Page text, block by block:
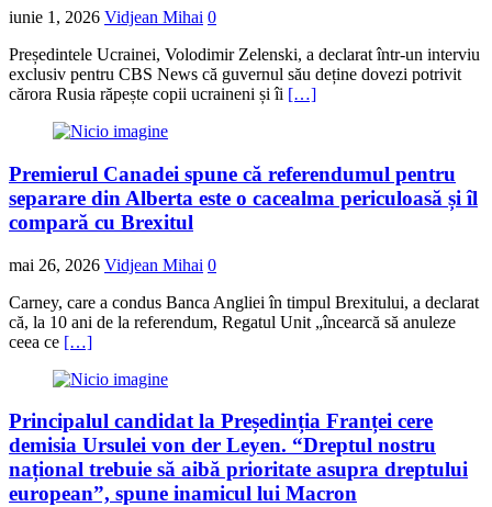
iunie 1, 2026 Vidjean Mihai 0
Președintele Ucrainei, Volodimir Zelenski, a declarat într-un interviu
exclusiv pentru CBS News că guvernul său deține dovezi potrivit
cărora Rusia răpește copii ucraineni și îi […]
Premierul Canadei spune că referendumul pentru
separare din Alberta este o cacealma periculoasă și îl
compară cu Brexitul
mai 26, 2026 Vidjean Mihai 0
Carney, care a condus Banca Angliei în timpul Brexitului, a declarat
că, la 10 ani de la referendum, Regatul Unit „încearcă să anuleze
ceea ce […]
Principalul candidat la Președinția Franței cere
demisia Ursulei von der Leyen. “Dreptul nostru
național trebuie să aibă prioritate asupra dreptului
european”, spune inamicul lui Macron